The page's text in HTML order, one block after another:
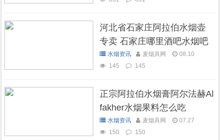
河北省石家庄阿拉伯水烟壶
专卖 石家庄哪里酒吧水烟吧
可以抽水烟
水烟资讯 麦烟具网
08.10
145
145
正宗阿拉伯水烟膏阿尔法赫Al
fakher水烟果料怎么吃
水烟资讯 麦烟具网
07.27
150
150